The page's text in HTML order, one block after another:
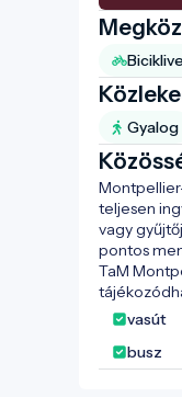
Gyalog
teljesen
vagy
pontos
TaM
vasút
busz